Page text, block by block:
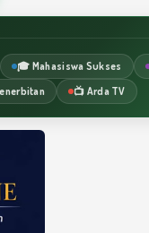
🎓 Mahasiswa Sukses
📺 Arda TV